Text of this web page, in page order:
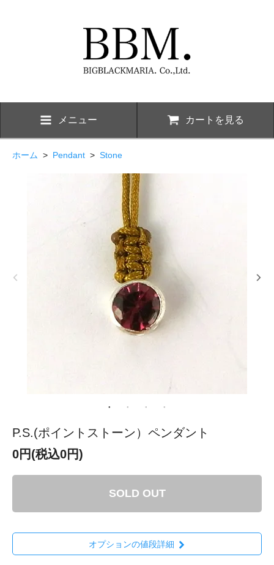
メニュー カートを見る
ホーム > Pendant > Stone
P.S.(ポイントストーン）ペンダント
0円(税込0円)
SOLD OUT
オプションの値段詳細